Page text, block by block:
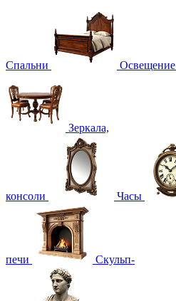
Спальни Освещение
Зеркала,
консоли Часы
печи Скульп-